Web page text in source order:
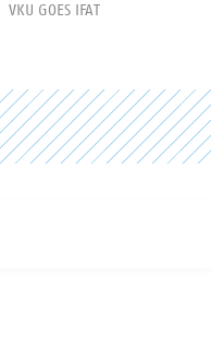
VKU GOES IFAT